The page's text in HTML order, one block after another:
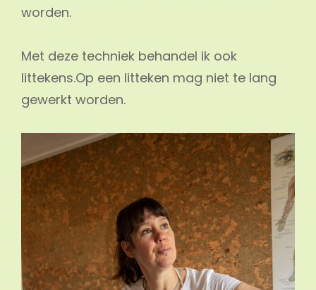
worden.
Met deze techniek behandel ik ook
littekens.Op een litteken mag niet te lang
gewerkt worden.